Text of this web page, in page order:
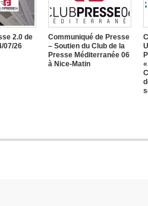
2.0 de
07/26
Communiqué de Presse
– Soutien du Club de la
Presse Méditerranée 06
à Nice-Matin